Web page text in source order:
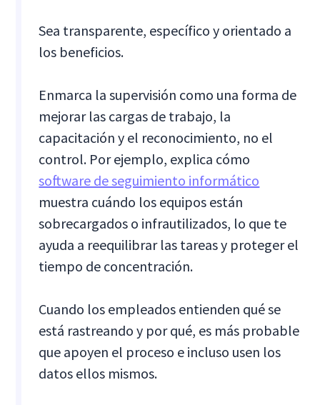
Sea transparente, específico y orientado a
los beneficios.
Enmarca la supervisión como una forma de
mejorar las cargas de trabajo, la
capacitación y el reconocimiento, no el
control. Por ejemplo, explica cómo
software de seguimiento informático
muestra cuándo los equipos están
sobrecargados o infrautilizados, lo que te
ayuda a reequilibrar las tareas y proteger el
tiempo de concentración.
Cuando los empleados entienden qué se
está rastreando y por qué, es más probable
que apoyen el proceso e incluso usen los
datos ellos mismos.